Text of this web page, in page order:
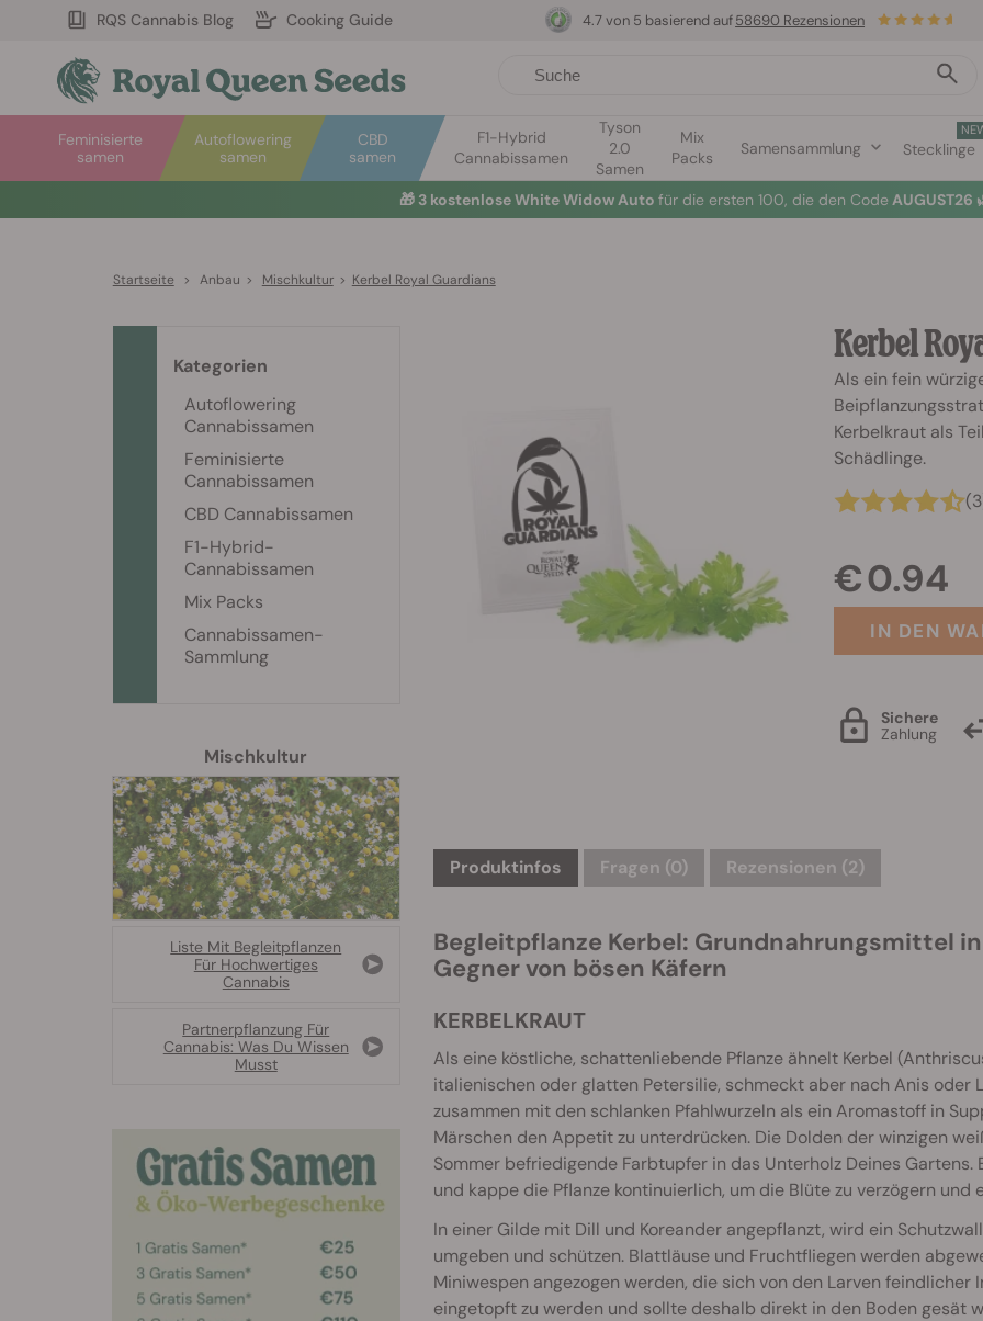
RQS Cannabis Blog Cooking Guide
Autoflowering
samen
Feminisierte
samen
CBD
samen
F1-Hybrid
Cannabissamen
Tyson
2.0
Samen
Mix
Packs
Samensammlung Stecklinge
4.7 von 5 basierend auf58690 Rezensionen
🎁 3 kostenlose White Widow Auto für die ersten 100, die den Code AUGUST26
Startseite > Anbau > Mischkultur > Kerbel Royal Guardians
Kerbel
Als ein fein
Kerbelkraut als
Schädlinge.
€ 0.94
IN DEN
Sichere
Zahlung
Produktinfos Fragen (0) Rezensionen (2)
Begleitpflanze Kerbel: Grundnahrungsmittel
Gegner von bösen Käfern
KERBELKRAUT
Als eine köstliche, schattenliebende Pflanze ähnelt Kerbel
italienischen oder glatten Petersilie, schmeckt aber nach Anis oder
zusammen mit den schlanken Pfahlwurzeln als ein Aromastoff in
Märschen den Appetit zu unterdrücken. Die Dolden der winzigen
Sommer befriedigende Farbtupfer in das Unterholz Deines
und kappe die Pflanze kontinuierlich, um die Blüte zu verzögern und
In einer Gilde mit Dill und Koreander angepflanzt, wird ein
umgeben und schützen. Blattläuse und Fruchtfliegen werden
Miniwespen angezogen werden, die sich von den Larven feindlicher
eingetopft zu werden und sollte deshalb direkt in den Boden gesät
Kategorien
Autoflowering
Cannabissamen
Feminisierte
Cannabissamen
CBD Cannabissamen
F1-Hybrid-
Cannabissamen
Mix Packs
Cannabissamen-
Sammlung
Mischkultur
Liste Mit Begleitpflanzen
Für Hochwertiges
Cannabis
Partnerpflanzung Für
Cannabis: Was Du Wissen
Musst